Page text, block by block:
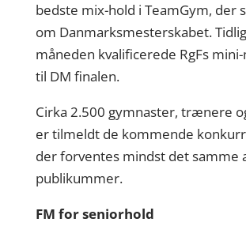
bedste mix-hold i TeamGym, der
om Danmarksmesterskabet.
måneden kvalificerede RgFs
til DM finalen.
Cirka 2.500 gymnaster, trænere
er tilmeldt de kommende
der forventes mindst det samme
publikummer.
FM for seniorhold